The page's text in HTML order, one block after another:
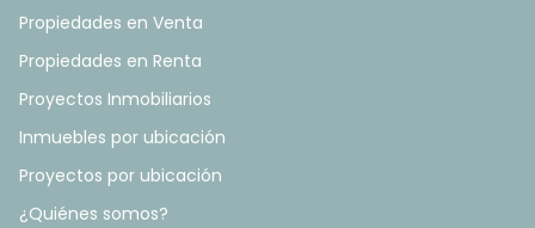
Propiedades en Venta
Propiedades en Renta
Proyectos Inmobiliarios
Inmuebles por ubicación
Proyectos por ubicación
¿Quiénes somos?